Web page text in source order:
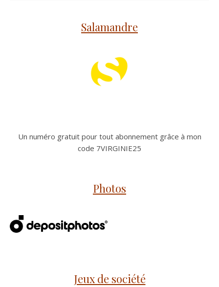
Salamandre
Un numéro gratuit pour tout abonnement grâce à mon
code 7VIRGINIE25
Photos
Jeux de société